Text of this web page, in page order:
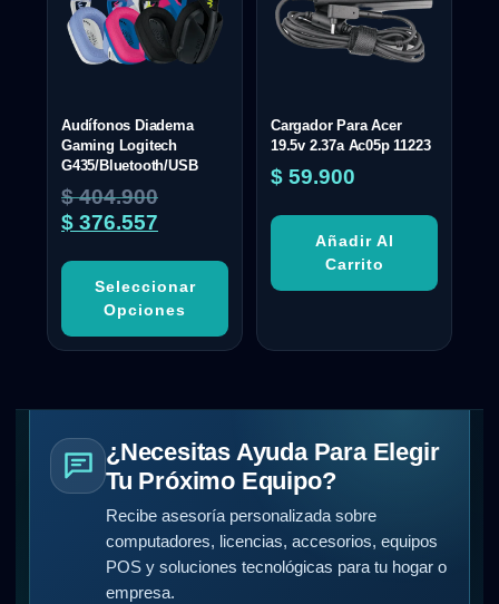
Audífonos Diadema
Gaming Logitech
G435/Bluetooth/USB
$404.900
$ 376.557
Seleccionar
Opciones
Cargador Para Acer
19.5v 2.37a Ac05p 11223
$ 59.900
Añadir Al
Carrito
¿Necesitas Ayuda Para Elegir
Tu Próximo Equipo?
Recibe asesoría personalizada sobre
computadores, licencias, accesorios, equipos
POS y soluciones tecnológicas para tu hogar o
empresa.